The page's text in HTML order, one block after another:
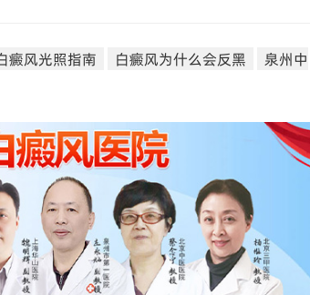
癜风光照指南 白癜风为什么会反黑
泉州中